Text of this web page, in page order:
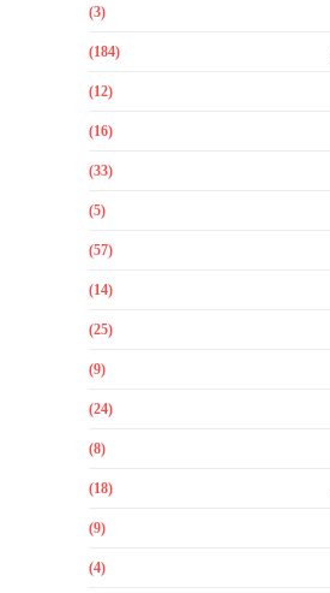
(3)
(184)
(12)
(16)
(33)
(5)
(57)
(14)
(25)
(9)
(24)
(8)
(18)
(9)
(4)